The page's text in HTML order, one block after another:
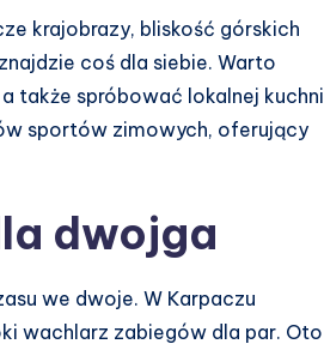
krajobrazy, bliskość górskich
coś dla siebie. Warto
także spróbować lokalnej kuchni
sportów zimowych, oferujący
dwojga
we dwoje. W Karpaczu
wachlarz zabiegów dla par. Oto